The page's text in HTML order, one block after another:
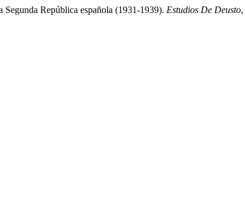
República española (1931-1939). Estudios De Deusto,